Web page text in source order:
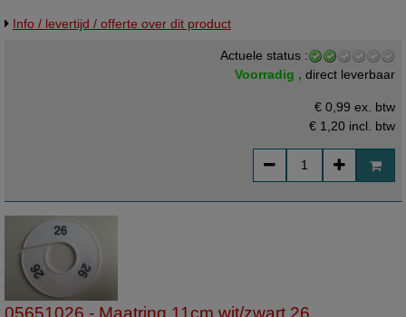
Info / levertijd / offerte over dit product
Actuele status :
Voorradig ,direct leverbaar
€ 0,99 ex. btw
€ 1,20 incl. btw
05651026 - Maatring 11cm wit/zwart 26